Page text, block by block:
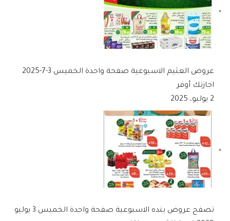
عروض العثيم الاسبوعية صفحة واحدة الخميس 3-7-2025
اجازتك أوفر
2 يوليو، 2025
تصفح عروض بنده الاسبوعية صفحة واحدة الخميس 3 يوليو